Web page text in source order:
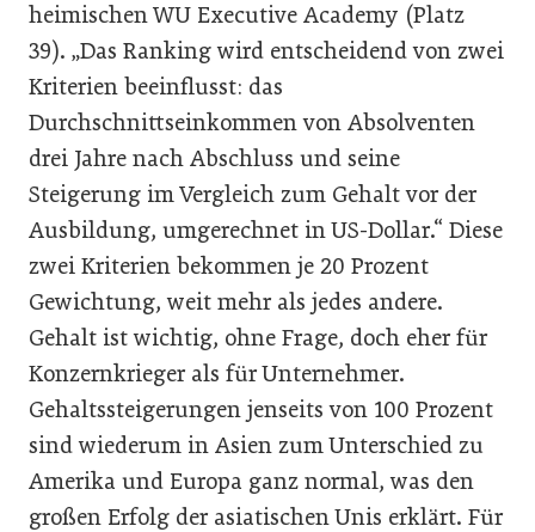
heimischen WU Executive Academy (Platz
39). „Das Ranking wird entscheidend von zwei
Kriterien beeinflusst: das
Durchschnittseinkommen von Absolventen
drei Jahre nach Abschluss und seine
Steigerung im Vergleich zum Gehalt vor der
Ausbildung, umgerechnet in US-Dollar.“ Diese
zwei Kriterien bekommen je 20 Prozent
Gewichtung, weit mehr als jedes andere.
Gehalt ist wichtig, ohne Frage, doch eher für
Konzernkrieger als für Unternehmer.
Gehaltssteigerungen jenseits von 100 Prozent
sind wiederum in Asien zum Unterschied zu
Amerika und Europa ganz normal, was den
großen Erfolg der asiatischen Unis erklärt. Für